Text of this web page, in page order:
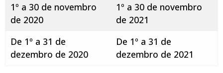
1º a 30 de novembro
de 2020
1º a 30 de novembro
de 2021
De 1º a 31 de
dezembro de 2020
De 1º a 31 de
dezembro de 2021